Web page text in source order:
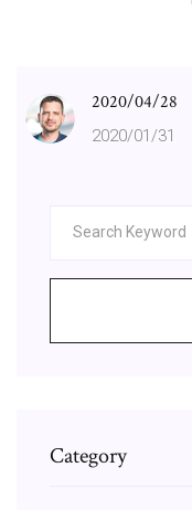
2020/04/28
2020/01/31
Category